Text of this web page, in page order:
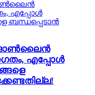
ഓൺലൈൻ
എപ്പോൾ